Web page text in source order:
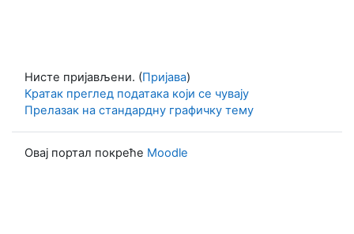
Нисте пријављени. (Пријава)
Кратак преглед података који се чувају
Прелазак на стандардну графичку тему
Овај портал покреће Moodle